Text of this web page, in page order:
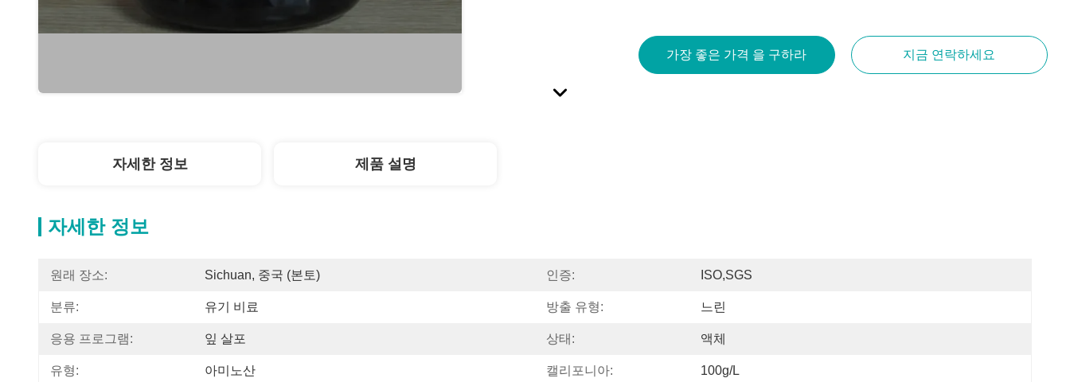
가장 좋은 가격 을 구하라 지금 연락하세요
자세한 정보 제품 설명
자세한 정보
원래 장소: Sichuan, 중국 (본토) 인증: ISO,SGS
분류: 유기 비료 방출 유형: 느린
응용 프로그램: 잎 살포 상태: 액체
유형: 아미노산 캘리포니아: 100g/L